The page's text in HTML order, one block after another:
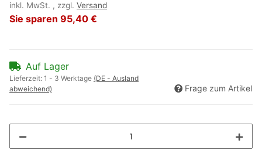
inkl. MwSt. , zzgl. Versand
Sie sparen 95,40 €
Auf Lager
Lieferzeit: 1 - 3 Werktage (DE - Ausland
abweichend)
Frage zum Artikel